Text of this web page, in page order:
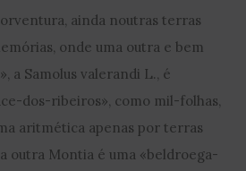
ainda noutras terras
onde uma outra e bem
a Samolus valerandi L., é
dos-ribeiros», como mil-folhas,
aritmética apenas por terras
outra Montia é uma «beldroega-